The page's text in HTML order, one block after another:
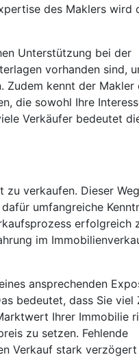
des Maklers wird
Unterstützung bei der
vorhanden sind,
Zudem kennt der Makler
die sowohl Ihre
Verkäufer bedeutet
zu verkaufen. Dieser Weg
umfangreiche
erfolgreich
im
ansprechenden
bedeutet, dass Sie viel
Ihrer Immobilie
zu setzen. Fehlende
Verkauf stark